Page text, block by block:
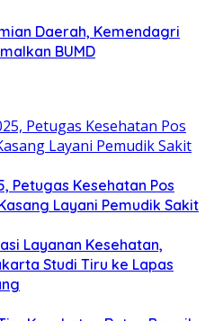
Daerah, Kemendagri
BUMD
Petugas Kesehatan Pos
Layani Pemudik Sakit
Layanan Kesehatan,
Studi Tiru ke Lapas